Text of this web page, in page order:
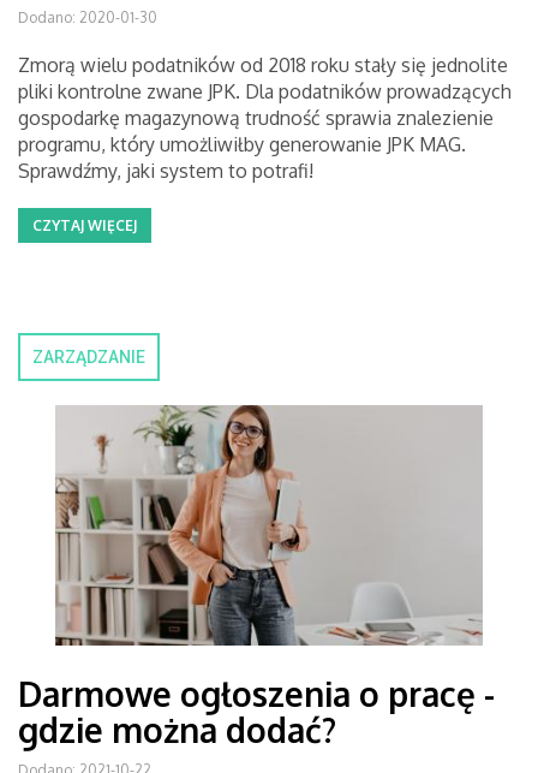
Dodano: 2020-01-30
Zmorą wielu podatników od 2018 roku stały się jednolite
pliki kontrolne zwane JPK. Dla podatników prowadzących
gospodarkę magazynową trudność sprawia znalezienie
programu, który umożliwiłby generowanie JPK MAG.
Sprawdźmy, jaki system to potrafi!
CZYTAJ WIĘCEJ
ZARZĄDZANIE
Darmowe ogłoszenia o pracę -
gdzie można dodać?